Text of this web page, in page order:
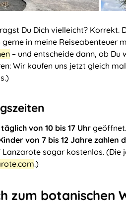
Du Dich vielleicht?
gerne in meine Reiseabenteuer
– und entscheide dann, ob
Wir kaufen uns jetzt gleich
täglich von 10 bis 17 Uhr
von 7 bis 12 Jahre zahlen
sogar kostenlos. (Die
.)
zum botanischen